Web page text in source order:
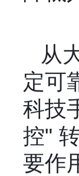
从
定可
科技
控"
要作